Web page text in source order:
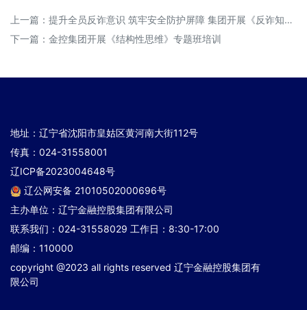
上一篇： 提升全员反诈意识 筑牢安全防护屏障 集团开展《反诈知识及反诈技巧》专题培训
下一篇： 金控集团开展《结构性思维》专题班培训
地址：辽宁省沈阳市皇姑区黄河南大街112号
传真：024-31558001
辽ICP备2023004648号
辽公网安备 21010502000696号
主办单位：辽宁金融控股集团有限公司
联系我们：024-31558029 工作日：8:30-17:00
邮编：110000
copyright @2023 all rights reserved 辽宁金融控股集团有
限公司